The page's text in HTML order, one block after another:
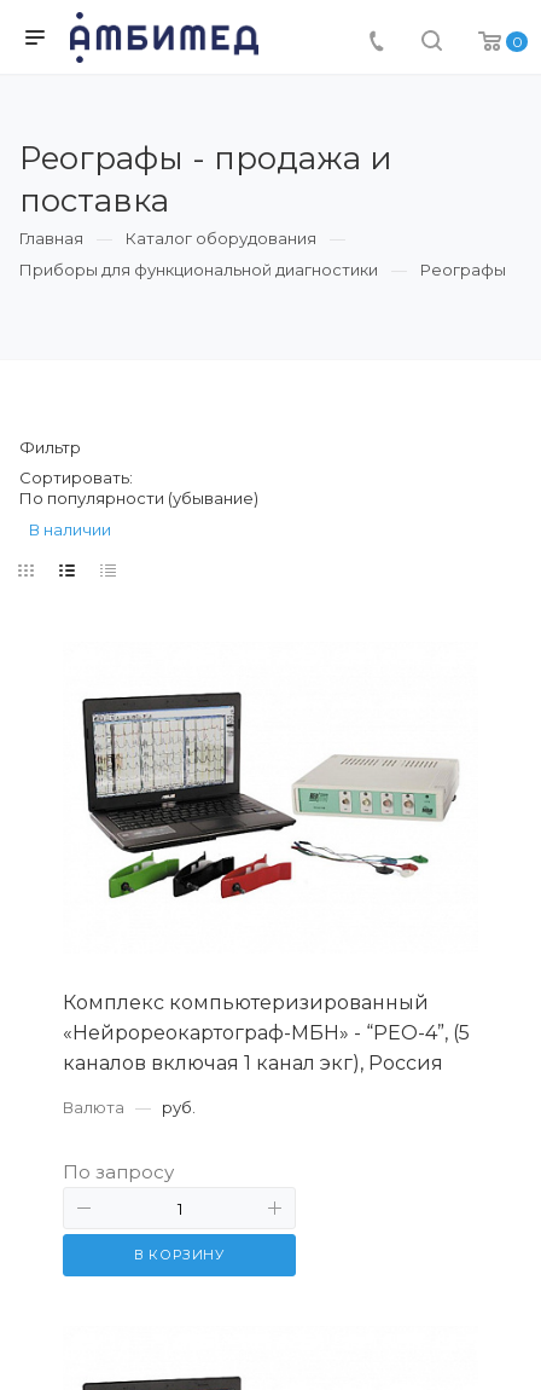
0
Реографы - продажа и
поставка
Главная
Каталог оборудования
Приборы для функциональной диагностики
Реографы
Фильтр
Сортировать:
По популярности (убывание)
В наличии
Комплекс компьютеризированный
«Нейрореокартограф-МБН» - “РЕО-4”, (5
каналов включая 1 канал экг), Россия
Валюта — руб.
По запросу
В КОРЗИНУ